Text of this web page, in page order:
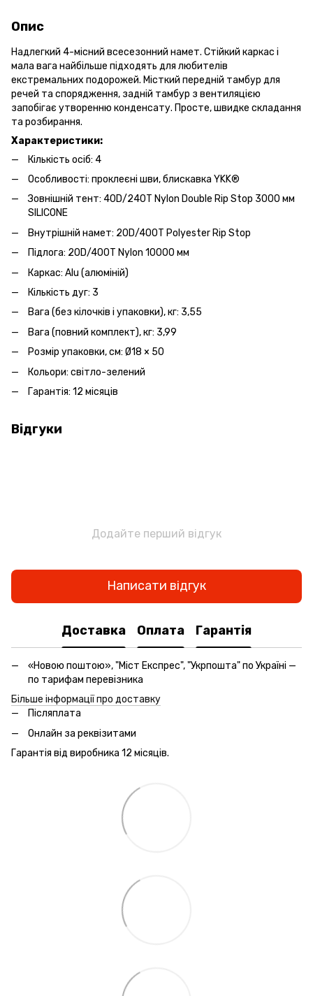
Опис
Надлегкий 4-місний всесезонний намет. Стійкий каркас і
мала вага найбільше підходять для любителів
екстремальних подорожей. Місткий передній тамбур для
речей та спорядження, задній тамбур з вентиляцією
запобігає утворенню конденсату. Просте, швидке складання
та розбирання.
Характеристики:
Кількість осіб: 4
Особливості: проклеєні шви, блискавка YKK®
Зовнішній тент: 40D/240T Nylon Double Rip Stop 3000 мм
SILICONE
Внутрішній намет: 20D/400T Polyester Rip Stop
Підлога: 20D/400T Nylon 10000 мм
Каркас: Alu (алюміній)
Кількість дуг: 3
Вага (без кілочків і упаковки), кг: 3,55
Вага (повний комплект), кг: 3,99
Розмір упаковки, см: Ø18 × 50
Кольори: світло-зелений
Гарантія: 12 місяців
Відгуки
Додайте перший відгук
Написати відгук
Доставка Оплата Гарантія
«Новою поштою», "Міст Експрес", "Укрпошта" по Україні —
по тарифам перевізника
Більше інформації про доставку
Післяплата
Онлайн за реквізитами
Гарантія від виробника 12 місяців.